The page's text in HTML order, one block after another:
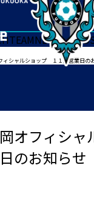
TEAMNEWS
ィシャルショップ １１月営業日の
オフィシ
のお知らせ